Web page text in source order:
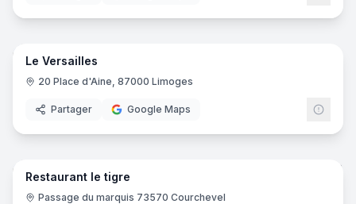
20
Le Versailles
20 Place d'Aine, 87000 Limoges
Partager Google Maps
10
Restaurant le tigre
Passage du marquis 73570 Courchevel